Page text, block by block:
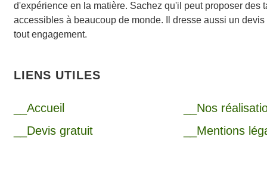
d'expérience en la matière. Sachez qu'il peut proposer des
accessibles à beaucoup de monde. Il dresse aussi un
tout engagement.
LIENS UTILES
__Accueil
__Devis gratuit
__Nos
__Mentions